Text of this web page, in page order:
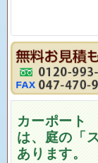
カーポート
は、庭の「
あります。